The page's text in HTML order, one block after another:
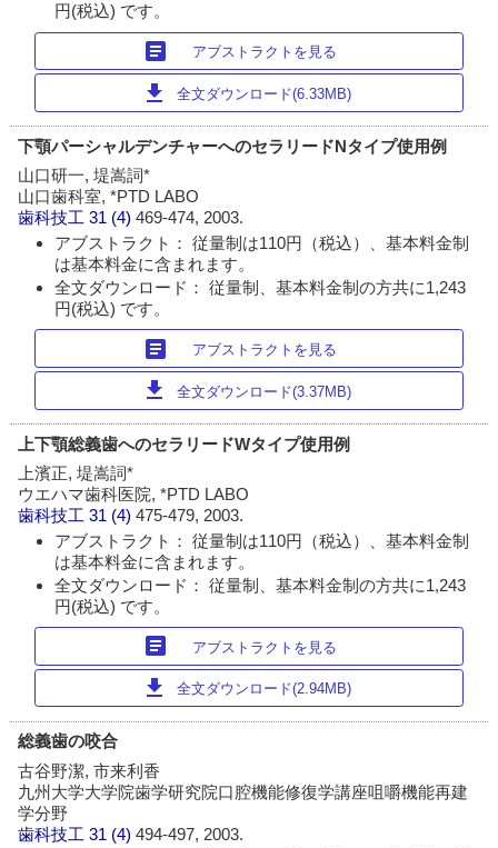
円(税込) です。
article アブストラクトを見る
download 全文ダウンロード(6.33MB)
下顎パーシャルデンチャーへのセラリードNタイプ使用例
山口研一, 堤嵩詞*
山口歯科室, *PTD LABO
歯科技工 31 (4)469-474, 2003.
アブストラクト： 従量制は110円（税込）、基本料金制
は基本料金に含まれます。
全文ダウンロード： 従量制、基本料金制の方共に1,243
円(税込) です。
article アブストラクトを見る
download 全文ダウンロード(3.37MB)
上下顎総義歯へのセラリードWタイプ使用例
上濱正, 堤嵩詞*
ウエハマ歯科医院, *PTD LABO
歯科技工 31 (4)475-479, 2003.
アブストラクト： 従量制は110円（税込）、基本料金制
は基本料金に含まれます。
全文ダウンロード： 従量制、基本料金制の方共に1,243
円(税込) です。
article アブストラクトを見る
download 全文ダウンロード(2.94MB)
総義歯の咬合
古谷野潔, 市来利香
九州大学大学院歯学研究院口腔機能修復学講座咀嚼機能再建
学分野
歯科技工 31 (4)494-497, 2003.